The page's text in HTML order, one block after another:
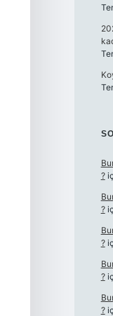
?
?
?
?
?